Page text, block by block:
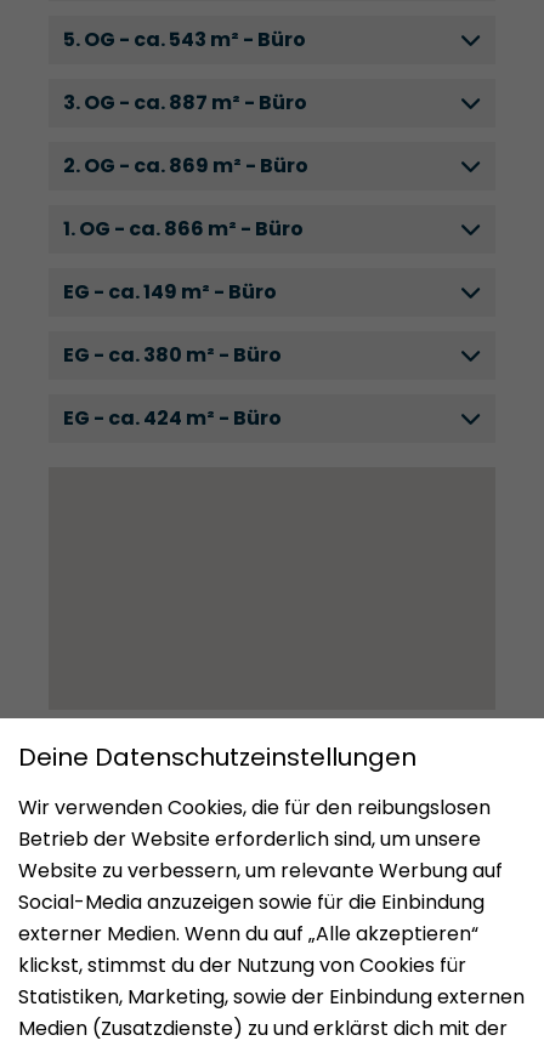
5. OG - ca. 543 m² - Büro
3. OG - ca. 887 m² - Büro
2. OG - ca. 869 m² - Büro
1. OG - ca. 866 m² - Büro
EG - ca. 149 m² - Büro
EG - ca. 380 m² - Büro
EG - ca. 424 m² - Büro
Impressum
Datenschutz